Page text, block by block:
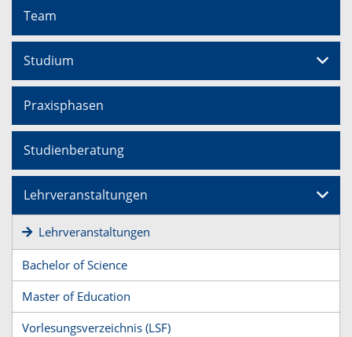
Team
Studium
Praxisphasen
Studienberatung
Lehrveranstaltungen
Lehrveranstaltungen
Bachelor of Science
Master of Education
Vorlesungsverzeichnis (LSF)